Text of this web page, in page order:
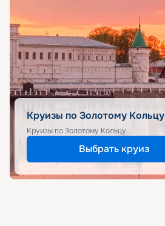
Круизы по Золотому Кольцу
Круизы по Золотому Кольцу
Выбрать круиз